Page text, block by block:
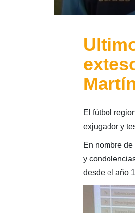
El fútbol
exjugador y
En nombre de
y
desde el año